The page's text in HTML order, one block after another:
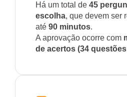
Há um total de 45
escolha, que devem ser
até 90 minutos.
A aprovação ocorre com
de acertos (34